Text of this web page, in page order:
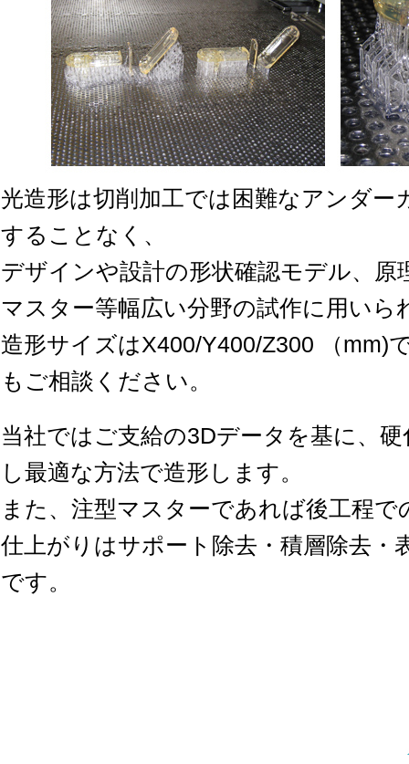
光造形は切削加工では困難なアンダー
することなく、
デザインや設計の形状確認モデル、原
マスター等幅広い分野の試作に用いら
造形サイズはX400/Y400/Z300 （mm)
もご相談ください。
当社ではご支給の3Dデータを基に、
し最適な方法で造形します。
また、注型マスターであれば後工程
仕上がりはサポート除去・積層除去・
です。